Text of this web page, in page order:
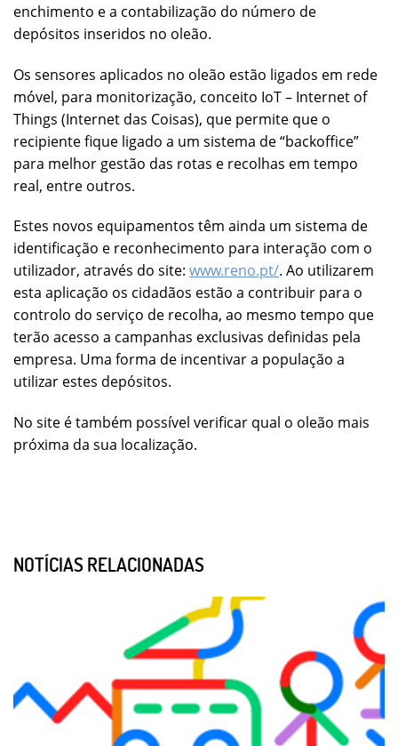
enchimento e a contabilização do número de
depósitos inseridos no oleão.
Os sensores aplicados no oleão estão ligados em rede
móvel, para monitorização, conceito IoT – Internet of
Things (Internet das Coisas), que permite que o
recipiente fique ligado a um sistema de “backoffice”
para melhor gestão das rotas e recolhas em tempo
real, entre outros.
Estes novos equipamentos têm ainda um sistema de
identificação e reconhecimento para interação com o
utilizador, através do site: www.reno.pt/. Ao utilizarem
esta aplicação os cidadãos estão a contribuir para o
controlo do serviço de recolha, ao mesmo tempo que
terão acesso a campanhas exclusivas definidas pela
empresa. Uma forma de incentivar a população a
utilizar estes depósitos.
No site é também possível verificar qual o oleão mais
próxima da sua localização.
NOTÍCIAS RELACIONADAS